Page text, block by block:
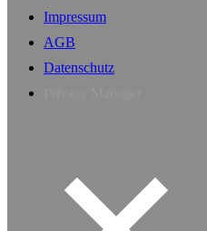
Impressum
AGB
Datenschutz